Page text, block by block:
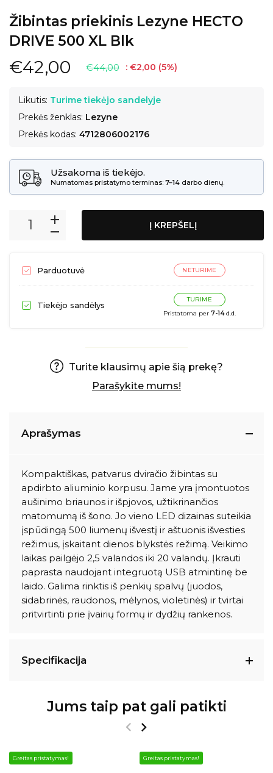
Žibintas priekinis Lezyne HECTO
DRIVE 500 XL Blk
€42,00 €44,00 : €2,00 (5%)
Likutis: Turime tiekėjo sandelyje
Prekės ženklas: Lezyne
Prekės kodas: 4712806002176
Užsakoma iš tiekėjo.
Numatomas pristatymo terminas: 7–14 darbo dienų.
Į KREPŠELĮ
Parduotuvė NETURIME
Tiekėjo sandėlys
TURIME
Pristatoma per 7-14d.d.
Turite klausimų apie šią prekę?
Parašykite mums!
Aprašymas
Kompaktiškas, patvarus dviračio žibintas su
apdirbto aliuminio korpusu. Jame yra įmontuotos
aušinimo briaunos ir išpjovos, užtikrinančios
matomumą iš šono. Jo vieno LED dizainas suteikia
įspūdingą 500 liumenų išvestį ir aštuonis išvesties
režimus, įskaitant dienos blykstės režimą. Veikimo
laikas pailgėjo 2,5 valandos iki 20 valandų. Įkrauti
paprasta naudojant integruotą USB atmintinę be
laido. Galima rinktis iš penkių spalvų (juodos,
sidabrinės, raudonos, mėlynos, violetinės) ir tvirtai
pritvirtinti prie įvairių formų ir dydžių rankenos.
Specifikacija
Jums taip pat gali patikti
Greitas pristatymas! Greitas pristatymas!